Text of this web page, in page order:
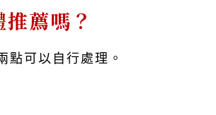
薦嗎？
點可以自行處理。